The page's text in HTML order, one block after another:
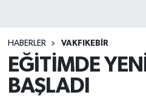
HABERLER VAKFIKEBIR
EĞİTİMDE
BAŞLADI
Haber Arşivi